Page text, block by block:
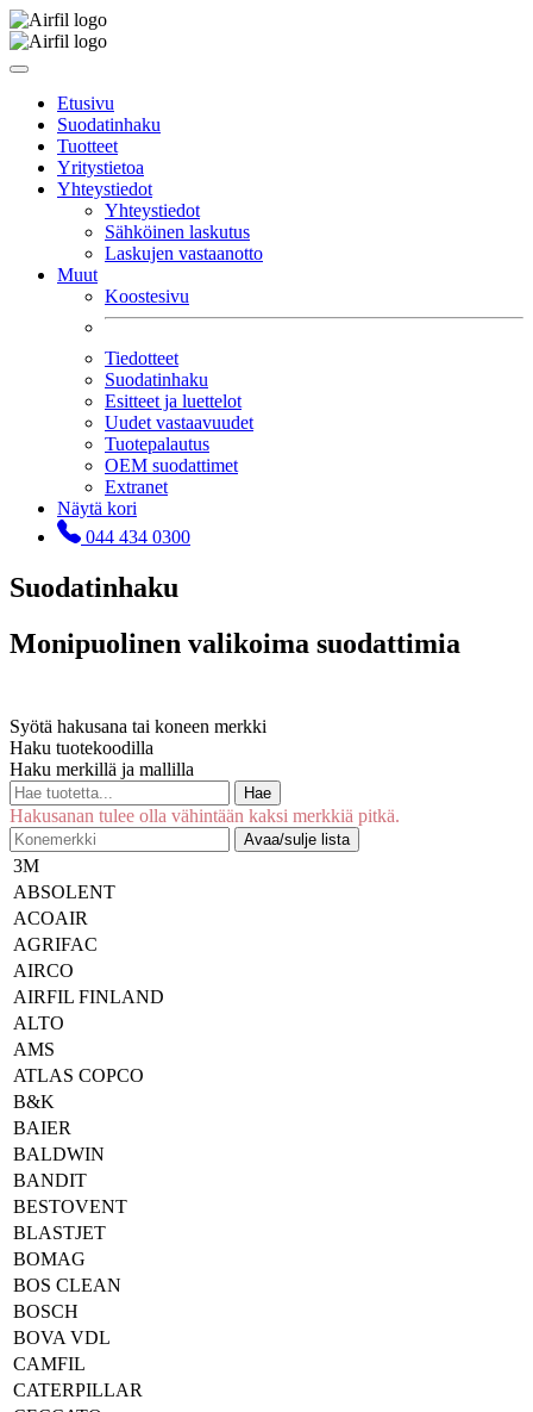
Etusivu
Suodatinhaku
Tuotteet
Yritystietoa
Yhteystiedot
Yhteystiedot
Sähköinen laskutus
Laskujen vastaanotto
Muut
Koostesivu
Tiedotteet
Suodatinhaku
Esitteet ja luettelot
Uudet vastaavuudet
Tuotepalautus
OEM suodattimet
Extranet
Näytä kori
044 434 0300
Suodatinhaku
Monipuolinen valikoima suodattimia
Syötä hakusana tai koneen merkki
Haku tuotekoodilla
Haku merkillä ja mallilla
Hae
Hakusanan tulee olla vähintään kaksi merkkiä pitkä.
Avaa/sulje lista
3M
ABSOLENT
ACOAIR
AGRIFAC
AIRCO
AIRFIL FINLAND
ALTO
AMS
ATLAS COPCO
B&K
BAIER
BALDWIN
BANDIT
BESTOVENT
BLASTJET
BOMAG
BOS CLEAN
BOSCH
BOVA VDL
CAMFIL
CATERPILLAR